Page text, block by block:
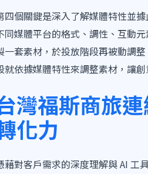
四個關鍵是深入了解媒體特性並據
同媒體平台的格式、調性、互動
一套素材，於投放階段再被動調
就依據媒體特性來調整素材，讓
灣福斯商旅
化力
藉對客戶需求的深度理解與 AI 工